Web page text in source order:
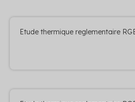
Etude thermique reglementaire